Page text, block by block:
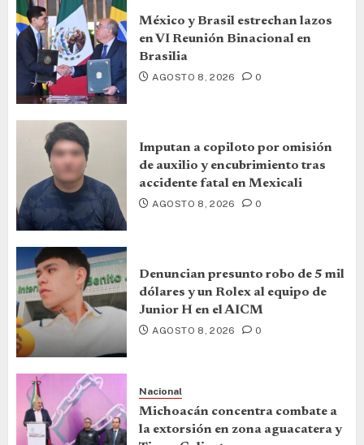
México y Brasil estrechan lazos
en VI Reunión Binacional en
Brasilia
AGOSTO 8, 2026 0
Imputan a copiloto por omisión
de auxilio y encubrimiento tras
accidente fatal en Mexicali
AGOSTO 8, 2026 0
Denuncian presunto robo de 5 mil
dólares y un Rolex al equipo de
Junior H en el AICM
AGOSTO 8, 2026 0
Nacional
Michoacán concentra combate a
la extorsión en zona aguacatera y